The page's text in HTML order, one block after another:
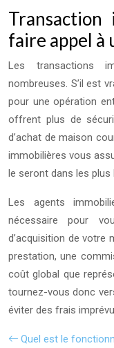
faire appel à
Les transactions
nombreuses. S’il est
pour une opération
offrent plus de
d’achat de maison
immobilières vous
le seront dans les plus
Les agents
nécessaire pour
d’acquisition de votre
prestation, une
coût global que
tournez-vous donc
éviter des frais
Quel est le